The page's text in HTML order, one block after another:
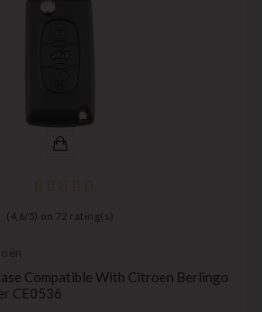
( 4,6/ 5) on 72 rating(s)
Compatible With Citroen Berlingo
CE0536